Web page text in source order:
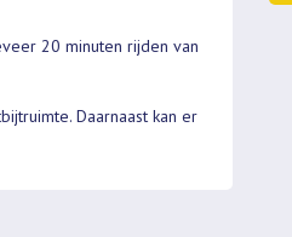
20 minuten rijden van
Daarnaast kan er